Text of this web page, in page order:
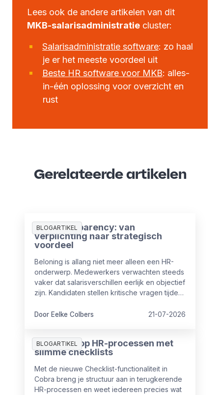
Lees ook de andere artikelen van dit
MKB-salarisadministratie cluster:
Salarisadministratie software: zo haal
je er het meeste voordeel uit
Beste HR software voor MKB: alles-
in-één oplossing voor overzicht en
rust
Gerelateerde artikelen
BLOGARTIKEL
Pay Transparency: van
verplichting naar strategisch
voordeel
Beloning is allang niet meer alleen een HR-
onderwerp. Medewerkers verwachten steeds
vaker dat salarisverschillen eerlijk en objectief
zijn. Kandidaten stellen kritische vragen tijdens
nemen de eisen rondom transparantie toe.
Door Eelke Colbers 21-07-2026
BLOGARTIKEL
Meer grip op HR-processen met
slimme checklists
Met de nieuwe Checklist-functionaliteit in
Cobra breng je structuur aan in terugkerende
HR-processen en weet iedereen precies wat